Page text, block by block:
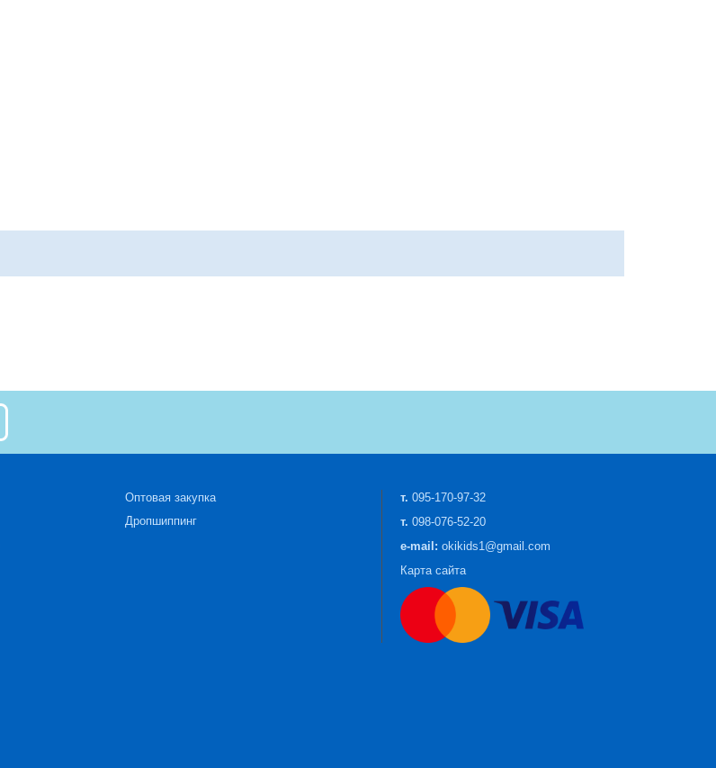
Оптовая закупка
Дропшиппинг
т. 095-170-97-32
т. 098-076-52-20
e-mail: okikids1@gmail.com
Карта сайта